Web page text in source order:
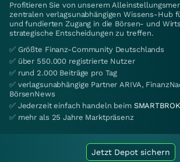
Profitieren Sie von unserem
zentralen verlagsunabhängigen Wissens-Hub
und fundierten Zugang in die Börsen- und
strategische Entscheidungen zu treffen.
✅ Größte Finanz-Community Deutschlands
✅ über 550.000 registrierte Nutzer
✅ rund 2.000 Beiträge pro Tag
✅ verlagsunabhängige Partner ARIVA,
BörsenNews
✅ Jederzeit einfach handeln beim
✅ mehr als 25 Jahre Marktpräsenz
Jetzt Depot sichern